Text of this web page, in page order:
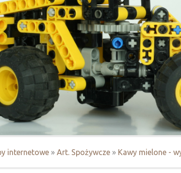
internetowe » Art. Spożywcze » Kawy mielone -